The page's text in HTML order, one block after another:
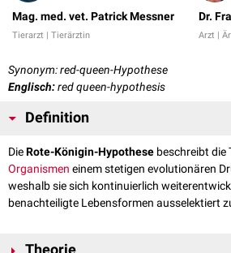
Mag. med. vet. Patrick Messner
Tierarzt | Tierärztin
Dr.
Arzt |
Synonym: red-queen-Hypothese
Englisch:red queen-hypothesis
Definition
DieRote-Königin-Hypothese beschreibt die
Organismen einem stetigen evolutionären
weshalb sie sich kontinuierlich
benachteiligte Lebensformen ausselektiert